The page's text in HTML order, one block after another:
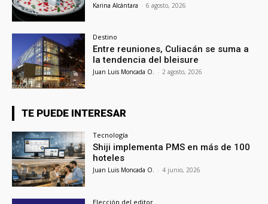
Karina Alcántara - 6 agosto, 2026
Destino
Entre reuniones, Culiacán se suma a
la tendencia del bleisure
Juan Luis Moncada O. - 2 agosto, 2026
TE PUEDE INTERESAR
Tecnología
Shiji implementa PMS en más de 100
hoteles
Juan Luis Moncada O. - 4 junio, 2026
Elección del editor